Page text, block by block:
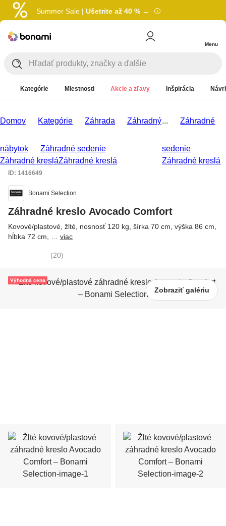
Summer Sale | Ušetrite až 40 % →
Menu
Kategórie Miestnosti Akcie a zľavy Inšpirácia
Domov Kategórie Záhrada Záhradný
nábytok
Záhradné sedenie
Záhradné kresláZáhradné kreslá
... Záhradné
sedenie
Záhradné kreslá
Zobraziť galériu
Výhodná cena
ID: 1416649
Bonami Selection
Záhradné kreslo Avocado Comfort
Kovové/plastové, žlté, nosnosť 120 kg, šírka 70 cm, výška 86 cm,
hĺbka 72 cm
viac
(20)